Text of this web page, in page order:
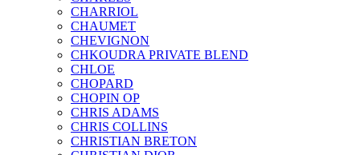
CHARRIOL
CHAUMET
CHEVIGNON
CHKOUDRA PRIVATE BLEND
CHLOE
CHOPARD
CHOPIN OP
CHRIS ADAMS
CHRIS COLLINS
CHRISTIAN BRETON